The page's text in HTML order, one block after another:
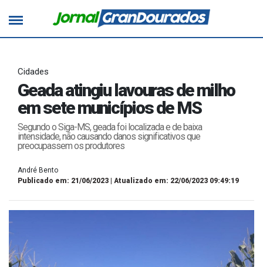
Cidades
Geada atingiu lavouras de milho
em sete municípios de MS
Segundo o Siga-MS, geada foi localizada e de baixa
intensidade, não causando danos significativos que
preocupassem os produtores
André Bento
Publicado em: 21/06/2023 | Atualizado em: 22/06/2023 09:49:19